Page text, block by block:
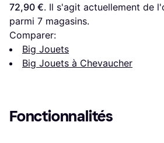
72,90 €. Il s'agit actuellement de
parmi 7 magasins.
Comparer:
Big Jouets
Big Jouets à Chevaucher
Fonctionnalités